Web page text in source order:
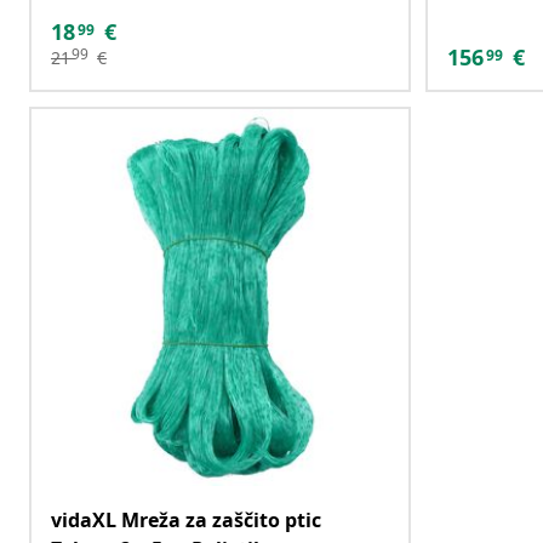
1899 €
2199 € 15699 €
vidaXL Mreža za zaščito ptic